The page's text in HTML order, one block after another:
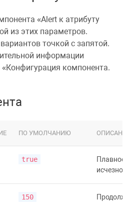
Alert к атрибуту
из этих параметров.
точкой с запятой.
информации
Конфигурация компонента.
ПО УМОЛЧАНИЮ ОПИСАНИЕ
true
Плавное
150